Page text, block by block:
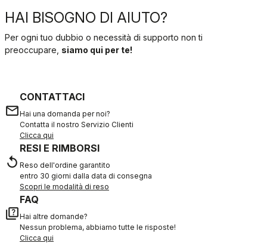
HAI BISOGNO DI AIUTO?
Per ogni tuo dubbio o necessità di supporto non ti
preoccupare, siamo qui per te!
email
CONTATTACI
Hai una domanda per noi?
Contatta il nostro Servizio Clienti
Clicca qui
replay
RESI E RIMBORSI
Reso dell'ordine garantito
entro 30 giorni dalla data di consegna
Scopri le modalità di reso
quiz
FAQ
Hai altre domande?
Nessun problema, abbiamo tutte le risposte!
Clicca qui